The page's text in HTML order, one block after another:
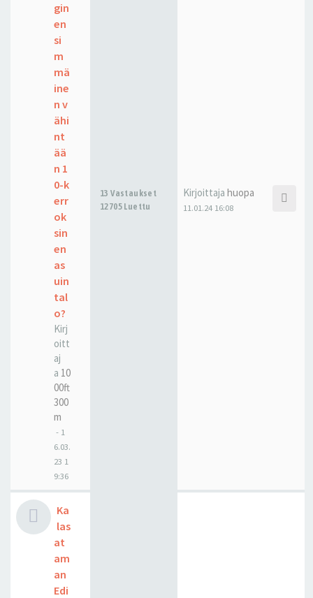
gin
en
si
m
mä
ine
n v
ähi
nt
ää
n 1
0-k
err
ok
sin
en
as
uin
tal
o?
Kirj
oitt
aj
a 10
00ft
300
m
- 1
6.03.
23 1
9:36
13 Vastaukset
12705 Luettu
Kirjoittaja huopa
11.01.24 16:08
Ka
las
at
am
an
Edi